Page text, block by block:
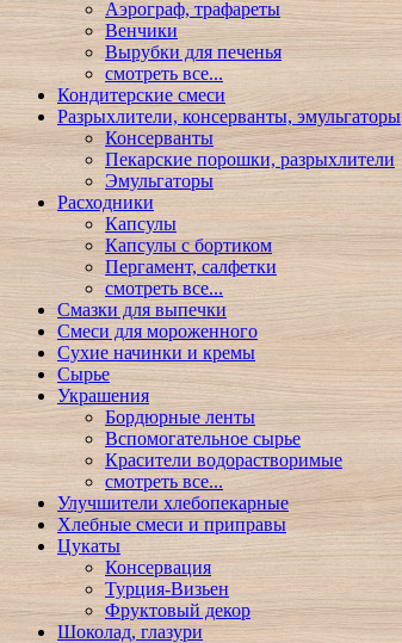
Аэрограф, трафареты
Венчики
Вырубки для печенья
смотреть все...
Кондитерские смеси
Разрыхлители, консерванты, эмульгаторы
Консерванты
Пекарские порошки, разрыхлители
Эмульгаторы
Расходники
Капсулы
Капсулы с бортиком
Пергамент, салфетки
смотреть все...
Смазки для выпечки
Смеси для мороженного
Сухие начинки и кремы
Сырье
Украшения
Бордюрные ленты
Вспомогательное сырье
Красители водорастворимые
смотреть все...
Улучшители хлебопекарные
Хлебные смеси и приправы
Цукаты
Консервация
Турция-Визьен
Фруктовый декор
Шоколад, глазури